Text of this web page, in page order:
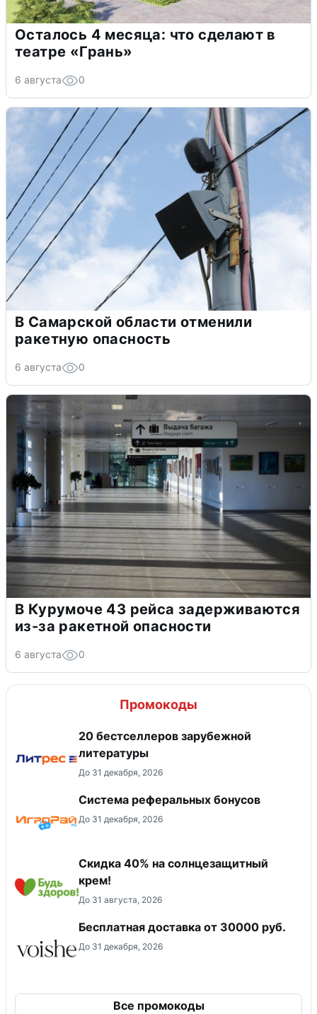
Осталось 4 месяца: что сделают в
театре «Грань»
6 августа 0
В Самарской области отменили
ракетную опасность
6 августа 0
В Курумоче 43 рейса задерживаются
из-за ракетной опасности
6 августа 0
Промокоды
20 бестселлеров зарубежной
литературы
До 31 декабря, 2026
Система реферальных бонусов
До 31 декабря, 2026
Скидка 40% на солнцезащитный
крем!
До 31 августа, 2026
Бесплатная доставка от 30000 руб.
До 31 декабря, 2026
Все промокоды